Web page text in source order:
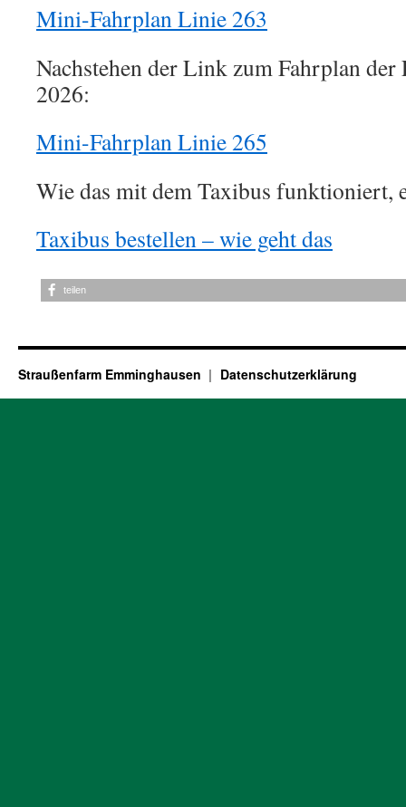
Mini-Fahrplan Linie 263
Nachstehen der Link zum Fahrplan
2026:
Mini-Fahrplan Linie 265
Wie das mit dem Taxibus funktioniert,
Taxibus bestellen – wie geht das
teilen
Straußenfarm Emminghausen Datenschutzerklärung